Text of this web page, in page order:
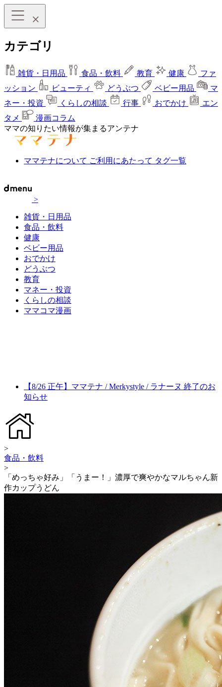
カテゴリ
雑貨・日用品 食品・飲料 教育 健康
ファ
ッション
ビューティ どうぶつ ベビー用品
マ
ネー・投資
くらしの相談 行事 おでかけ
エン
タメ
漫画コラム
ママの知りたい情報が集まるアンテナ
ママテナについて ご利用にあたって タグ一覧
>
雑貨・日用品
食品・飲料
健康
ベビー用品
おでかけ
どうぶつ
教育
マネー・投資
くらしの相談
ママコマ漫画
【8/26 正午】ママテナ / Merkystyle / ラナーヌ 終了のお
知らせ
>
食品・飲料
>
「めっちゃ好み」「うまー！」濃厚で爽やかなマルちゃん新
作カップうどん